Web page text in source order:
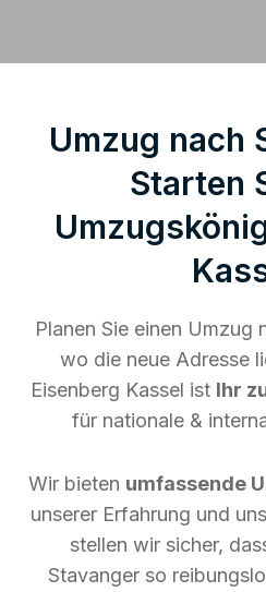
Umzug nach
Starten
Planen Sie einen Umzug
wo die neue Adresse
Eisenberg Kassel ist Ihr
für nationale &
Wir bieten umfassende
unserer Erfahrung und
stellen wir sicher,
Stavanger so